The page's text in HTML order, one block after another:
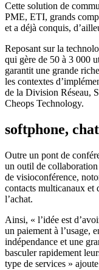
Cette solution de
PME, ETI, grands
et a déjà conquis,
Reposant sur la
qui gère de 50 à 3 000
garantit une grande
les contextes
de la Division Réseau,
Cheops Technology.
softphone,
Outre un pont de
un outil de
de visioconférence,
contacts multicanaux et
l’achat.
Ainsi, « l’idée est
un paiement à l’usage,
indépendance et une
basculer rapidement
type de services »